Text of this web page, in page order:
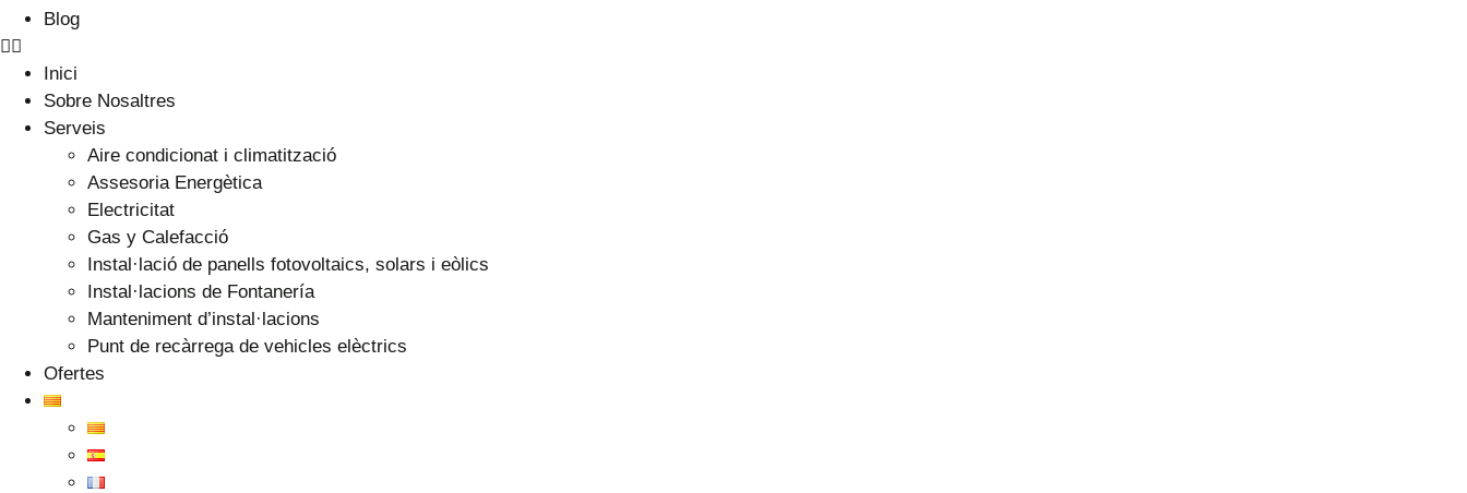
Blog
Inici
Sobre Nosaltres
Serveis
Aire condicionat i climatització
Assesoria Energètica
Electricitat
Gas y Calefacció
Instal·lació de panells fotovoltaics, solars i eòlics
Instal·lacions de Fontanería
Manteniment d’instal·lacions
Punt de recàrrega de vehicles elèctrics
Ofertes